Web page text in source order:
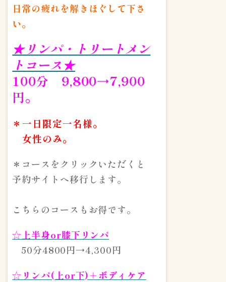
日常の疲れを解きほぐして下さ
い。
★リンパ・トリートメン
トコース★
100分 9,800→7,900
円。
＊一日限定一名様。
女性のみ。
＊コースをクリックいただくと
予約サイトへ移行します。
こちらのコースもお得です。
☆上半身or膝下リンパ
50分4800円→4,300円
☆リンパ(上or下)＋ボディケア